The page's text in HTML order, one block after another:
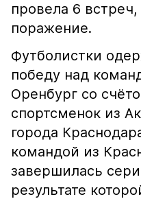
провела 6
поражение.
Футболистки
победу над
Оренбург со
спортсменок из
города
командой из
завершилась
результате